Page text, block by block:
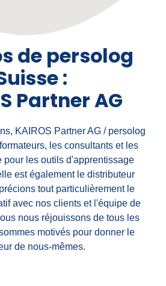
de
:
Partner AG
KAIROS Partner AG / persolog
les consultants et les
pour les outils d'apprentissage
est également le distributeur
tout particulièrement le
avec nos clients et l'équipe de
nous réjouissons de tous les
motivés pour donner le
de nous-mêmes.